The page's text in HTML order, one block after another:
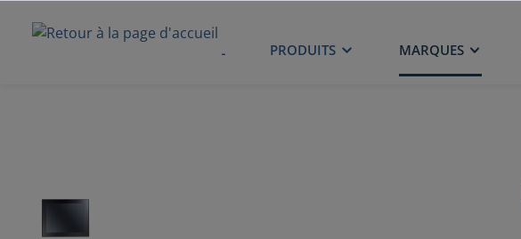
ACCUEIL PRODUITS MARQUES